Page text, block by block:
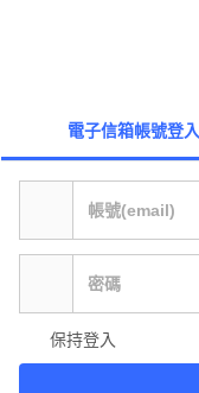
電子信箱帳號登入
保持登入